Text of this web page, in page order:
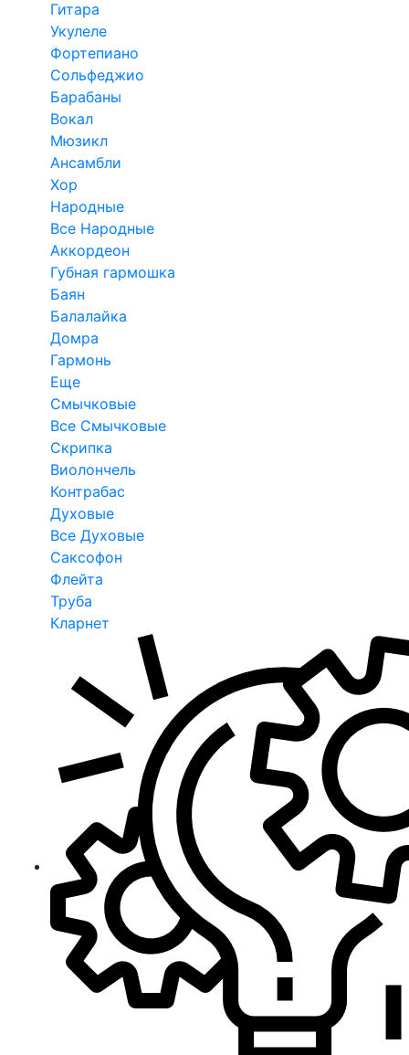
Гитара
Укулеле
Фортепиано
Сольфеджио
Барабаны
Вокал
Мюзикл
Ансамбли
Хор
Народные
Все Народные
Аккордеон
Губная гармошка
Баян
Балалайка
Домра
Гармонь
Еще
Смычковые
Все Смычковые
Скрипка
Виолончель
Контрабас
Духовые
Все Духовые
Саксофон
Флейта
Труба
Кларнет